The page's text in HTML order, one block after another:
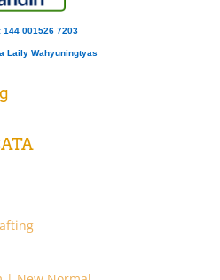
144 001526 7203
Laily Wahyuningtyas